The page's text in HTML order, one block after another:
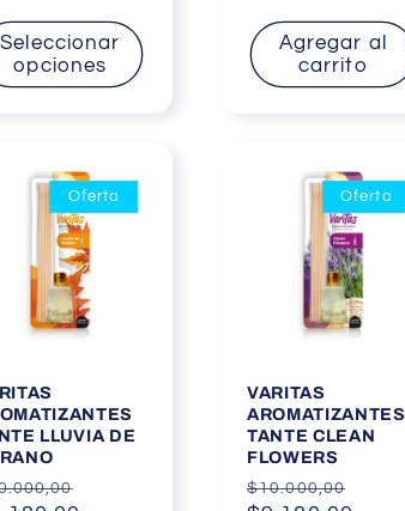
Seleccionar
opciones
Agregar al
carrito
Oferta
LLUVIA DE
Oferta
VARITAS
AROMATIZANTES
TANTE CLEAN
FLOWERS
Precio
$10.000,00